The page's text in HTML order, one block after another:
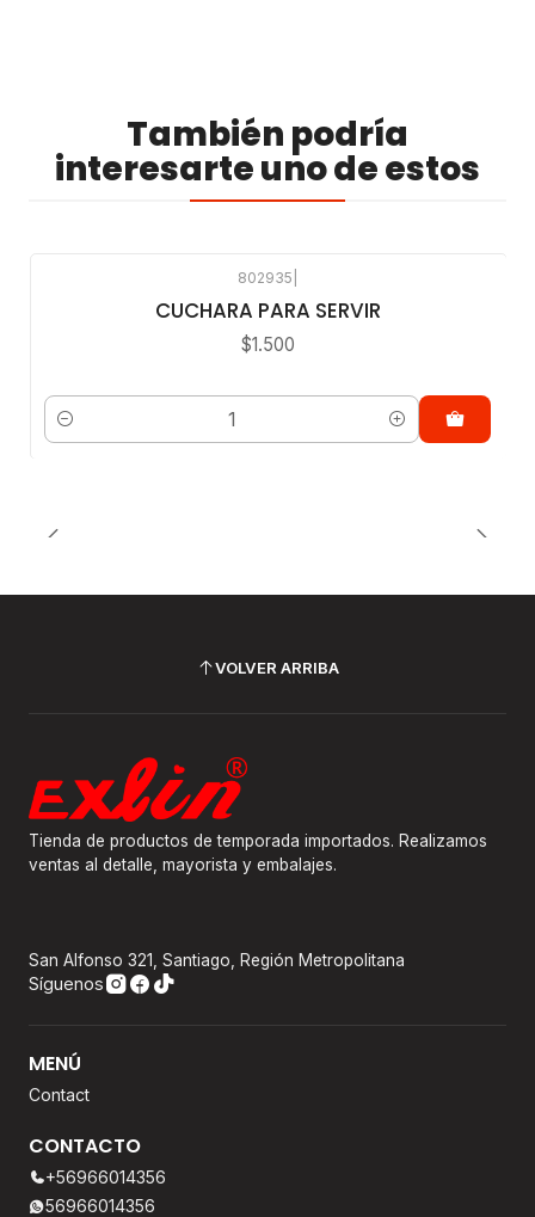
También podría
interesarte uno de estos
802935
CUCHARA PARA SERVIR
$1.500
Cantidad
VOLVER ARRIBA
Tienda de productos de temporada importados. Realizamos
ventas al detalle, mayorista y embalajes.
San Alfonso 321, Santiago, Región Metropolitana
Síguenos
MENÚ
Contact
CONTACTO
+56966014356
56966014356